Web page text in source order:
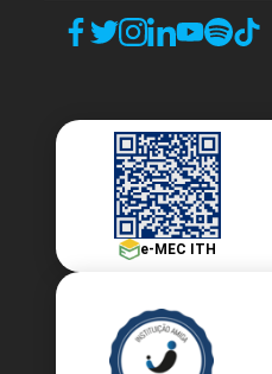
e-MEC ITH